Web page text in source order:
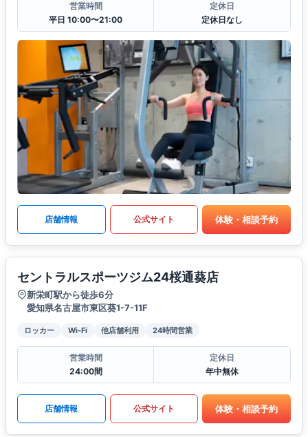
営業時間
平日 10:00〜21:00
定休日
定休日なし
店舗情報 公式サイト 体験・相談予約
セントラルスポーツジム24桜通葵店
新栄町駅から徒歩6分
愛知県名古屋市東区葵1-7-11F
ロッカー Wi-Fi 他店舗利用 24時間営業
営業時間
24:00間
定休日
年中無休
店舗情報 公式サイト 体験・相談予約